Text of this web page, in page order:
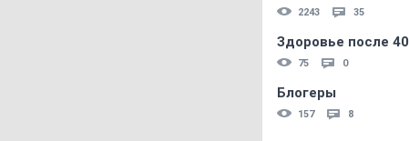
2243 35
Здоровье после 40
75 0
Блогеры
157 8